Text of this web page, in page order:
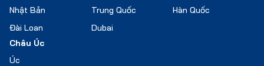
Nhật Bản
Trung Quốc
Hàn Quốc
Đài Loan
Dubai
Châu Úc
Úc